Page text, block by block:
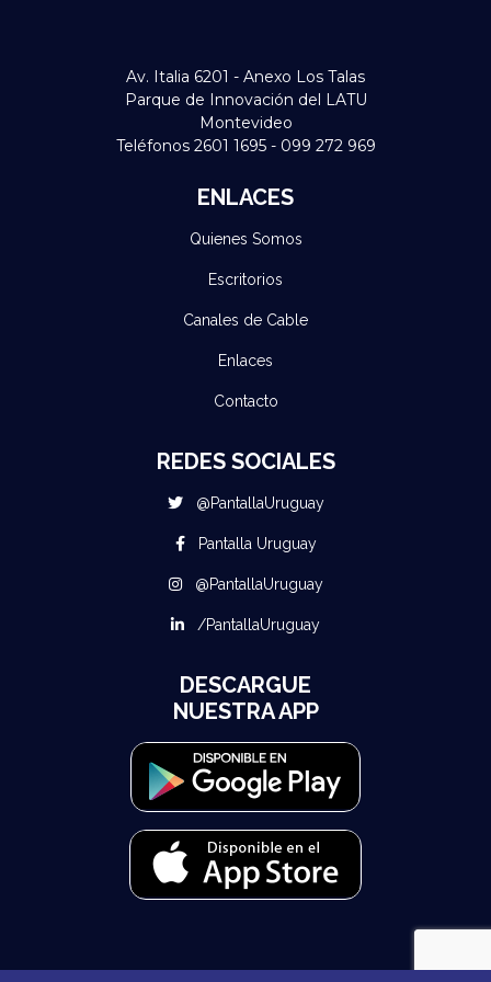
Av. Italia 6201 - Anexo Los Talas
Parque de Innovación del LATU
Montevideo
Teléfonos 2601 1695 - 099 272 969
ENLACES
Quienes Somos
Escritorios
Canales de Cable
Enlaces
Contacto
REDES SOCIALES
@PantallaUruguay
Pantalla Uruguay
@PantallaUruguay
/PantallaUruguay
DESCARGUE
NUESTRA APP